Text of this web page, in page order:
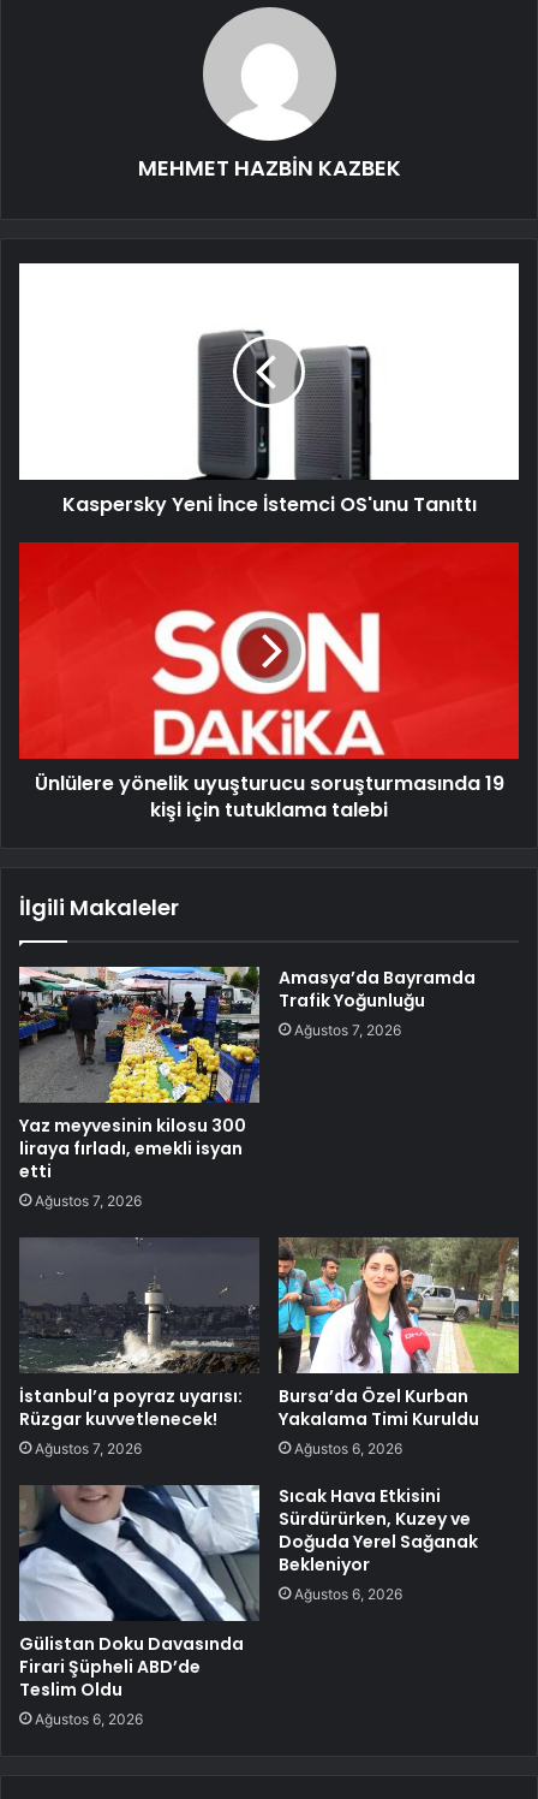
MEHMET HAZBİN KAZBEK
Kaspersky Yeni İnce İstemci OS'unu Tanıttı
Ünlülere yönelik uyuşturucu soruşturmasında 19
kişi için tutuklama talebi
İlgili Makaleler
Yaz meyvesinin kilosu 300
liraya fırladı, emekli isyan
etti
Ağustos 7, 2026
Amasya’da Bayramda
Trafik Yoğunluğu
Ağustos 7, 2026
İstanbul’a poyraz uyarısı:
Rüzgar kuvvetlenecek!
Ağustos 7, 2026
Bursa’da Özel Kurban
Yakalama Timi Kuruldu
Ağustos 6, 2026
Gülistan Doku Davasında
Firari Şüpheli ABD’de
Teslim Oldu
Ağustos 6, 2026
Sıcak Hava Etkisini
Sürdürürken, Kuzey ve
Doğuda Yerel Sağanak
Bekleniyor
Ağustos 6, 2026